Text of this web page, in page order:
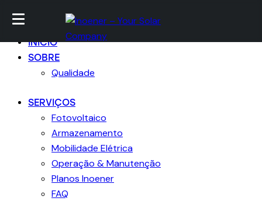
Ir para conteúdo
Fechar
INICIO
SOBRE
Qualidade
SERVIÇOS
Fotovoltaico
Armazenamento
Mobilidade Elétrica
Operação & Manutenção
Planos Inoener
FAQ